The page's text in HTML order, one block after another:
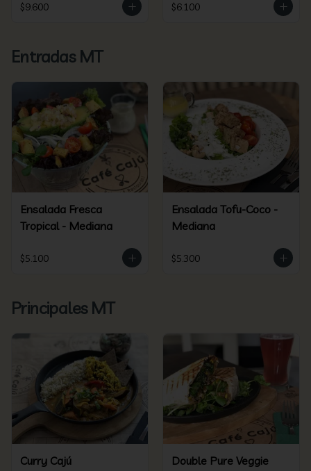
$9.600 $6.100
Entradas MT
Ensalada Fresca
Tropical - Mediana
$5.100
Ensalada Tofu-Coco -
Mediana
$5.300
Principales MT
Curry Cajú
Double Pure Veggie